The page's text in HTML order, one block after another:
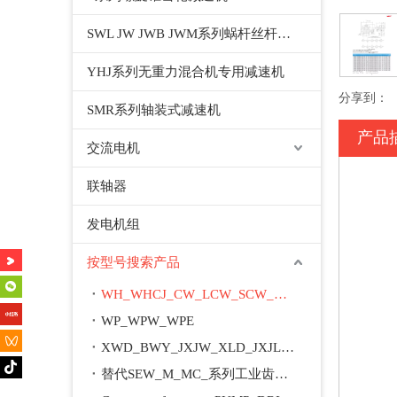
SWL JW JWB JWM系列蜗杆丝杆升降机千斤顶
YHJ系列无重力混合机专用减速机
SMR系列轴装式减速机
交流电机
联轴器
发电机组
按型号搜索产品
WH_WHCJ_CW_LCW_SCW_WD_WSJ_WXJ_A_M
WP_WPW_WPE
XWD_BWY_JXJW_XLD_JXJL_BLY_BYY_XWED_BWEY
替代SEW_M_MC_系列工业齿轮箱
分享到：
产品